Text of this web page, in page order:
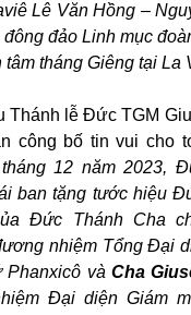
Lê Văn Hồng –
đảo Linh mục
tháng Giêng tại La
Thánh lễ Đức TGM
công bố tin vui cho
tháng 12 năm 2023,
ban tặng tước hiệu
Đức Thánh Cha
nhiệm Tổng Đại
Phanxicô và Cha
Đại diện Giám